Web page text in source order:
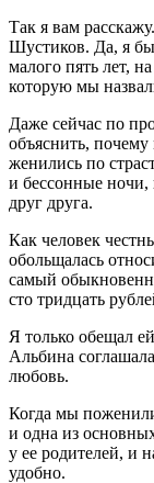
Так я вам
Шустиков. Да, я
малого пять лет,
которую мы
Даже сейчас по
объяснить,
женились по
и бессонные ночи,
друг друга.
Как человек
обольщалась
самый
сто тридцать
Я только обещал
Альбина
любовь.
Когда мы
и одна из
у ее родителей, и
удобно.